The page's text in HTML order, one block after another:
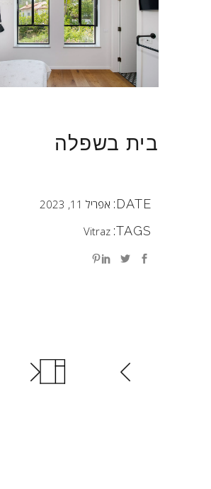
בית בשפלה
DATE: אפריל 11, 2023
TAGS:
Vitraz